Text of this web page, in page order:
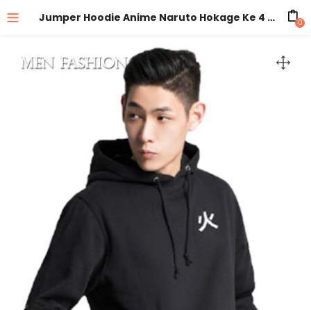
Jumper Hoodie Anime Naruto Hokage Ke 4 Minato Series – N24 0